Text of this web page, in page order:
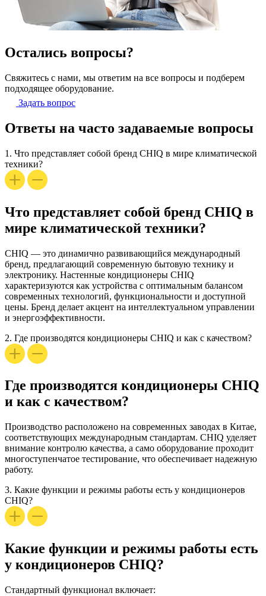
Остались вопросы?
Свяжитесь с нами, мы ответим на все вопросы и подберем
подходящее оборудование.
Задать вопрос
Ответы на часто задаваемые вопросы
1. Что представляет собой бренд CHIQ в мире климатической
техники?
Что представляет собой бренд CHIQ в
мире климатической техники?
CHIQ — это динамично развивающийся международный
бренд, предлагающий современную бытовую технику и
электронику. Настенные кондиционеры CHIQ
характеризуются как устройства с оптимальным балансом
современных технологий, функциональности и доступной
цены. Бренд делает акцент на интеллектуальном управлении
и энергоэффективности.
2. Где производятся кондиционеры CHIQ и как с качеством?
Где производятся кондиционеры CHIQ
и как с качеством?
Производство расположено на современных заводах в Китае,
соответствующих международным стандартам. CHIQ уделяет
внимание контролю качества, а само оборудование проходит
многоступенчатое тестирование, что обеспечивает надежную
работу.
3. Какие функции и режимы работы есть у кондиционеров
CHIQ?
Какие функции и режимы работы есть
у кондиционеров CHIQ?
Стандартный функционал включает: